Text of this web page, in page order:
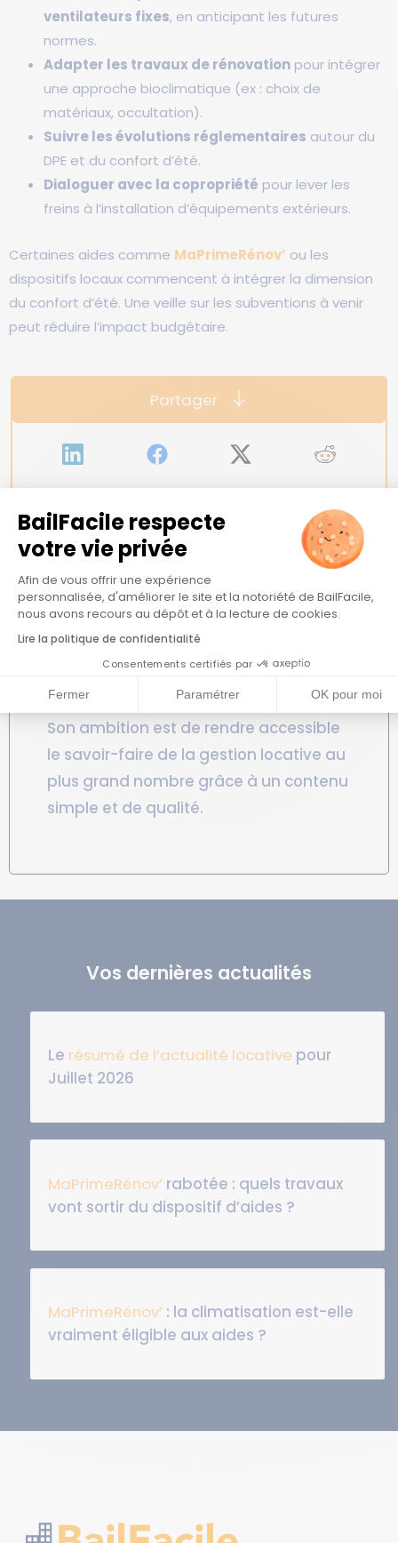
ventilateurs fixes, en anticipant les futures
normes.
Adapter les travaux de rénovationpour intégrer
une approche bioclimatique (ex : choix de
matériaux, occultation).
Suivre les évolutions réglementaires autour du
DPE et du confort d’été.
Dialoguer avec la copropriété pour lever les
freins à l’installation d’équipements extérieurs.
Certaines aides comme MaPrimeRénov’ ou les
dispositifs locaux commencent à intégrer la dimension
du confort d’été. Une veille sur les subventions à venir
peut réduire l’impact budgétaire.
Partager
Rédigé parThibaud
Thibaud est cofondateur de BailFacile
et responsable du contenu éditorial.
Son ambition est de rendre accessible
le savoir-faire de la gestion locative au
plus grand nombre grâce à un contenu
simple et de qualité.
Vos dernières actualités
Le résumé de l’actualité locative pour
Juillet 2026
MaPrimeRénov’ rabotée : quels travaux
vont sortir du dispositif d’aides ?
MaPrimeRénov’ : la climatisation est-elle
vraiment éligible aux aides ?
BailFacile respecte
votre vie privée
Plateforme de Gestion du
Afin de vous offrir une expérience
personnalisée, d'améliorer le site et la notoriété de BailFacile,
nous avons recours au dépôt et à la lecture de cookies.
Lire la politique de confidentialité
Consentements certifiés par
Fermer Paramétrer OK pour moi
Axeptio consent